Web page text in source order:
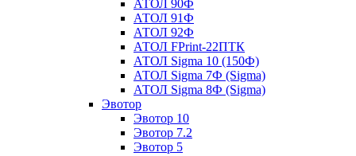
АТОЛ 90Ф
АТОЛ 91Ф
АТОЛ 92Ф
АТОЛ FPrint-22ПТК
АТОЛ Sigma 10 (150Ф)
АТОЛ Sigma 7Ф (Sigma)
АТОЛ Sigma 8Ф (Sigma)
Эвотор
Эвотор 10
Эвотор 7.2
Эвотор 5